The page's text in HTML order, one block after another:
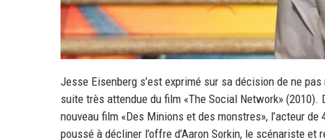
Jesse Eisenberg s’est exprimé sur sa décision de ne
suite très attendue du film «The Social Network»
nouveau film «Des Minions et des monstres», l’acteur
poussé à décliner l’offre d’Aaron Sorkin, le scénariste et